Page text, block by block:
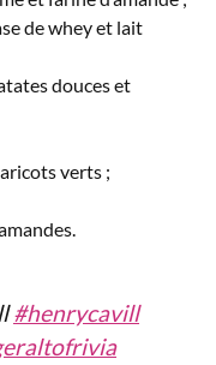
de whey et lait
douces et
verts ;
#henrycavill